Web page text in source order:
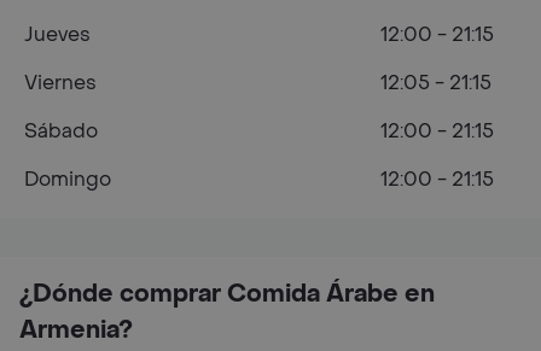
¿Dónde comprar Comida Árabe en
Armenia?
Jueves
12:00 - 21:15
Viernes
12:05 - 21:15
Sábado
12:00 - 21:15
Domingo
12:00 - 21:15